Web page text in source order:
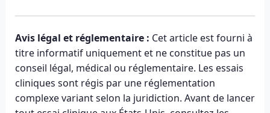
Avis légal et réglementaire : Cet article est fourni à
titre informatif uniquement et ne constitue pas un
conseil légal, médical ou réglementaire. Les essais
cliniques sont régis par une réglementation
complexe variant selon la juridiction. Avant de lancer